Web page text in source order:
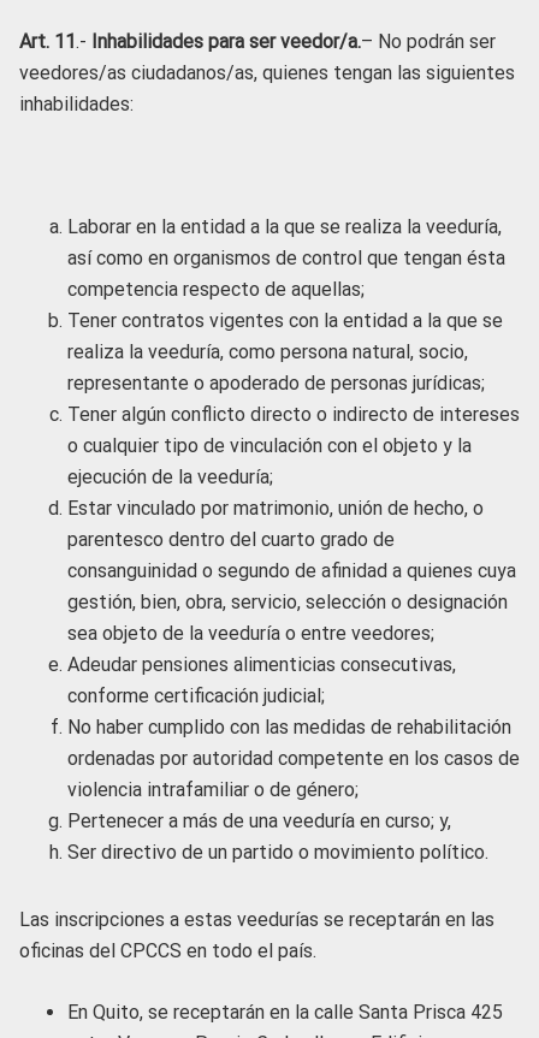
Art. 11.- Inhabilidades para ser veedor/a.– No podrán ser
veedores/as ciudadanos/as, quienes tengan las siguientes
inhabilidades:
Laborar en la entidad a la que se realiza la veeduría,
así como en organismos de control que tengan ésta
competencia respecto de aquellas;
Tener contratos vigentes con la entidad a la que se
realiza la veeduría, como persona natural, socio,
representante o apoderado de personas jurídicas;
Tener algún conflicto directo o indirecto de intereses
o cualquier tipo de vinculación con el objeto y la
ejecución de la veeduría;
Estar vinculado por matrimonio, unión de hecho, o
parentesco dentro del cuarto grado de
consanguinidad o segundo de afinidad a quienes cuya
gestión, bien, obra, servicio, selección o designación
sea objeto de la veeduría o entre veedores;
Adeudar pensiones alimenticias consecutivas,
conforme certificación judicial;
No haber cumplido con las medidas de rehabilitación
ordenadas por autoridad competente en los casos de
violencia intrafamiliar o de género;
Pertenecer a más de una veeduría en curso; y,
Ser directivo de un partido o movimiento político.
Las inscripciones a estas veedurías se receptarán en las
oficinas del CPCCS en todo el país.
En Quito, se receptarán en la calle Santa Prisca 425